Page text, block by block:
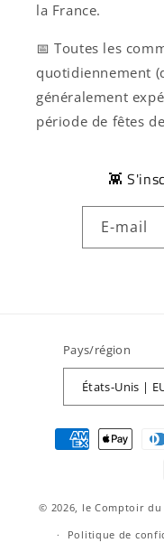
la France.
📅 Toutes les
quotidiennement
généralement
période de fêtes
👾
E-mail
Pays/région
Moyens
© 2026, le Comptoir du
Politique de